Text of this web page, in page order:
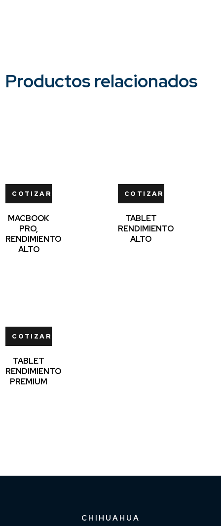
Productos relacionados
COTIZAR
MACBOOK
PRO,
RENDIMIENTO
ALTO
COTIZAR
TABLET
RENDIMIENTO
ALTO
COTIZAR
TABLET
RENDIMIENTO
PREMIUM
CHIHUAHUA